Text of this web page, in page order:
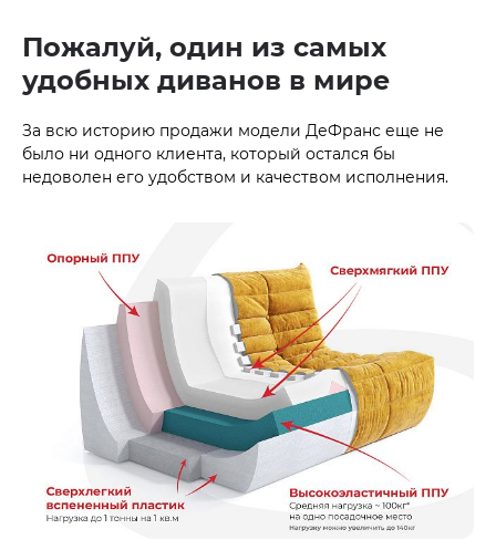
Пожалуй, один из самых
удобных диванов в мире
За всю историю продажи модели ДеФранс еще не
было ни одного клиента, который остался бы
недоволен его удобством и качеством исполнения.